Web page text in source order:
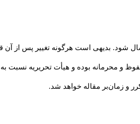
شود. بدیهی است هرگونه تغییر پس از آن
و محرمانه بوده و هیأت تحریریه نسبت به
و زمان‌بر مقاله خواهد شد.